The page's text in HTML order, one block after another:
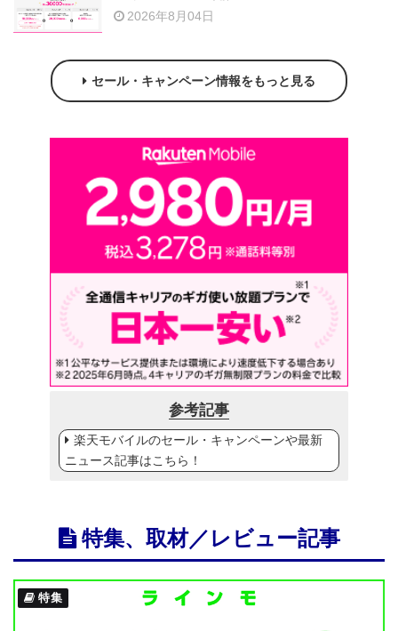
2026年8月04日
セール・キャンペーン情報をもっと見る
参考記事
楽天モバイルのセール・キャンペーンや最新
ニュース記事はこちら！
特集、取材／レビュー記事
特集